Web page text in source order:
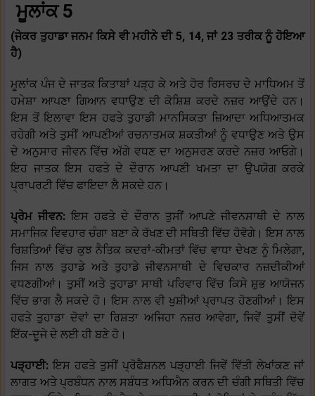
ਮੂਲਾਂਕ 5
(ਜੇਕਰ ਤੁਹਾਡਾ ਜਨਮ ਕਿਸੇ ਵੀ ਮਹੀਨੇ ਦੀ 5, 14, ਜਾਂ 23 ਤਰੀਕ ਨੂੰ ਹੋਇਆ
ਹੈ)
ਮੂਲਾਂਕ ਪੰਜ ਦੇ ਜਾਤਕ ਕਿਤਾਬਾਂ ਪੜ੍ਹ ਕੇ ਅਤੇ ਹੋਰ ਰਿਸਰਚ ਦੇ ਮਾਧਿਅਮ ਤੋਂ
ਹਮੇਸ਼ਾ ਆਪਣਾ ਗਿਆਨ ਵਧਾਉਣ ਦੀ ਕੋਸ਼ਿਸ਼ ਕਰਦੇ ਨਜ਼ਰ ਆਉਂਦੇ ਹਨ।
ਇਸ ਤੋਂ ਇਲਾਵਾ ਇਸ ਹਫਤੇ ਤੁਹਾਡੀ ਮਾਨਸਿਕਤਾ ਜ਼ਿਆਦਾ ਅਧਿਆਤਮਕ
ਰਹੇਗੀ ਅਤੇ ਤੁਸੀਂ ਆਪਣੀਆਂ ਰਚਨਾਤਮਕ ਸ਼ਕਤੀਆਂ ਨੂੰ ਵਧਾਉਣ ਅਤੇ ਉਸ
ਦੇ ਅਨੁਸਾਰ ਜੀਵਨ ਵਿੱਚ ਅੱਗੇ ਵਧਣ ਦਾ ਅਨੁਸਰਣ ਕਰਦੇ ਨਜ਼ਰ ਆਓਗੇ।
ਇਹ ਜਾਤਕ ਇਸ ਹਫਤੇ ਦੇ ਦੌਰਾਨ ਆਪਣੀ ਖਮਤਾ ਦਾ ਉਪਯੋਗ ਕਰਕੇ
ਪ੍ਰਾਪਰਟੀ ਵਿੱਚ ਫਾਇਦਾ ਲੈ ਸਕਦੇ ਹਨ।
ਪ੍ਰੇਮ ਜੀਵਨ:ਇਸ ਹਫਤੇ ਦੇ ਦੌਰਾਨ ਤੁਸੀਂ ਆਪਣੇ ਜੀਵਨਸਾਥੀ ਦੇ ਨਾਲ
ਸਮਾਜਿਕ ਵਿਵਹਾਰ ਚੰਗਾ ਬਣਾ ਕੇ ਰੱਖਣ ਦੀ ਸਥਿਤੀ ਵਿੱਚ ਹੋਵੋਗੇ। ਇਸ ਨਾਲ
ਰਿਸ਼ਤਿਆਂ ਵਿੱਚ ਕੁਝ ਨੈਤਿਕ ਕਦਰਾਂ-ਕੀਮਤਾਂ ਵਿੱਚ ਵਾਧਾ ਦੇਖਣ ਨੂੰ ਮਿਲੇਗਾ,
ਜਿਸ ਨਾਲ ਤੁਹਾਡੇ ਅਤੇ ਤੁਹਾਡੇ ਜੀਵਨਸਾਥੀ ਦੇ ਵਿਚਕਾਰ ਨਜ਼ਦੀਕੀਆਂ
ਵਧਣਗੀਆਂ। ਤੁਸੀਂ ਅਤੇ ਤੁਹਾਡਾ ਸਾਥੀ ਪਰਿਵਾਰ ਵਿੱਚ ਕਿਸੇ ਸ਼ੁਭ ਆਯੋਜਨ
ਵਿੱਚ ਭਾਗ ਲੈ ਸਕਦੇ ਹੋ। ਇਸ ਨਾਲ ਵੀ ਖੁਸ਼ੀਆਂ ਪ੍ਰਾਪਤ ਹੋਣਗੀਆਂ। ਇਸ
ਹਫਤੇ ਤੁਹਾਡਾ ਦੋਵਾਂ ਦਾ ਰਿਸ਼ਤਾ ਅਜਿਹਾ ਨਜ਼ਰ ਆਵੇਗਾ, ਜਿਵੇਂ ਤੁਸੀਂ ਦੋਵੇਂ
ਇੱਕ-ਦੂਜੇ ਦੇ ਲਈ ਹੀ ਬਣੇ ਹੋ।
ਪੜ੍ਹਾਈ:ਇਸ ਹਫਤੇ ਤੁਸੀਂ ਪ੍ਰੋਫੈਸ਼ਨਲ ਪੜ੍ਹਾਈ ਜਿਵੇਂ ਵਿੱਤੀ ਲੇਖਾਂਕਣ ਜਾਂ
ਲਾਗਤ ਅਤੇ ਪ੍ਰਬੰਧਨ ਨਾਲ ਸਬੰਧਤ ਅਧਿਐਨ ਕਰਨ ਦੀ ਚੰਗੀ ਸਥਿਤੀ ਵਿੱਚ